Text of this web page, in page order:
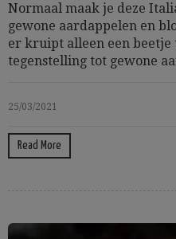
Normaal maak je deze
gewone aardappelen en
er kruipt alleen een beetje
tegenstelling tot gewone
25/03/2021
Read More